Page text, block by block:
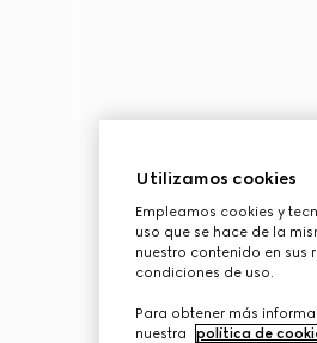
Utilizamos cookies
Empleamos cookies y
uso que se hace de la
nuestro contenido en sus
condiciones de uso.
Para obtener más
nuestra
política de